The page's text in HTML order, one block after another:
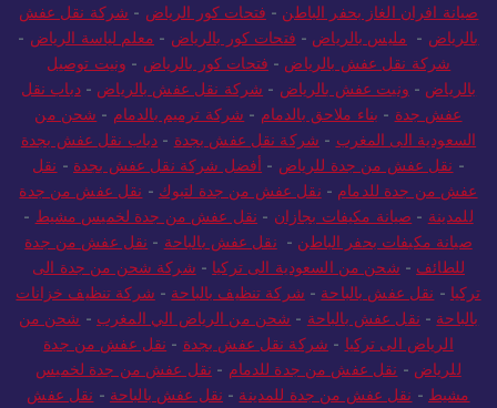
صيانة افران الغاز بحفر الباطن - فتحات كور الرياض - شركة نقل عفش
بالرياض - مليس بالرياض - فتحات كور بالرياض - معلم لياسة الرياض -
شركة نقل عفش بالرياض - فتحات كور بالرياض - ونيت توصيل
بالرياض - ونيت عفش بالرياض - شركة نقل عفش بالرياض -دباب نقل
عفش جدة - بناء ملاحق بالدمام - شركة ترميم بالدمام - شحن من
السعودية الى المغرب - شركة نقل عفش بجدة - دباب نقل عفش بجدة
- نقل عفش من جدة للرياض - أفضل شركة نقل عفش بجدة - نقل
عفش من جدة للدمام - نقل عفش من جدة لتبوك - نقل عفش من جدة
للمدينة - صيانة مكيفات بجازان - نقل عفش من جدة لخميس مشيط -
صيانة مكيفات بحفر الباطن - نقل عفش بالباحة - نقل عفش من جدة
للطائف - شحن من السعودية الى تركيا - شركة شحن من جدة الى
تركيا - نقل عفش بالباحة - شركة تنظيف بالباحة - شركة تنظيف خزانات
بالباحة - نقل عفش بالباحة - شحن من الرياض الي المغرب - شحن من
الرياض الى تركيا - شركة نقل عفش بجدة - نقل عفش من جدة
للرياض - نقل عفش من جدة للدمام - نقل عفش من جدة لخميس
مشيط - نقل عفش من جدة للمدينة - نقل عفش بالباحة - نقل عفش